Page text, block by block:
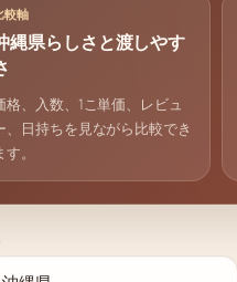
較軸
縄県らしさと渡しやす
格、入数、1こ単価、レビュ
、日持ちを見ながら比較でき
す。